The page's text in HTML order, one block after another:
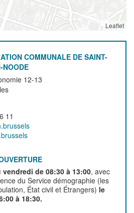
Leaflet
COMMUNALE DE SAINT-
NOODE
12-13
11
de 08:30 à 13:00, avec
du Service démographie (les
État civil et Étrangers) le
à 18:30.